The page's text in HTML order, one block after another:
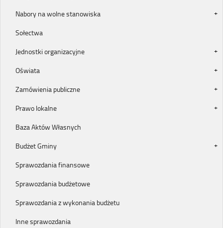
Nabory na wolne stanowiska
Sołectwa
Jednostki organizacyjne
Oświata
Zamówienia publiczne
Prawo lokalne
Baza Aktów Własnych
Budżet Gminy
Sprawozdania finansowe
Sprawozdania budżetowe
Sprawozdania z wykonania budżetu
Inne sprawozdania